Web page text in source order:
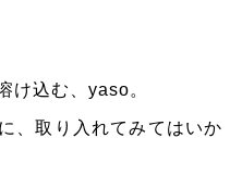
け込む、yaso。
、取り入れてみてはいか